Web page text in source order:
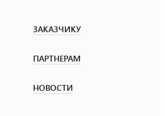
ЗАКАЗЧИКУ
ПАРТНЕРАМ
НОВОСТИ